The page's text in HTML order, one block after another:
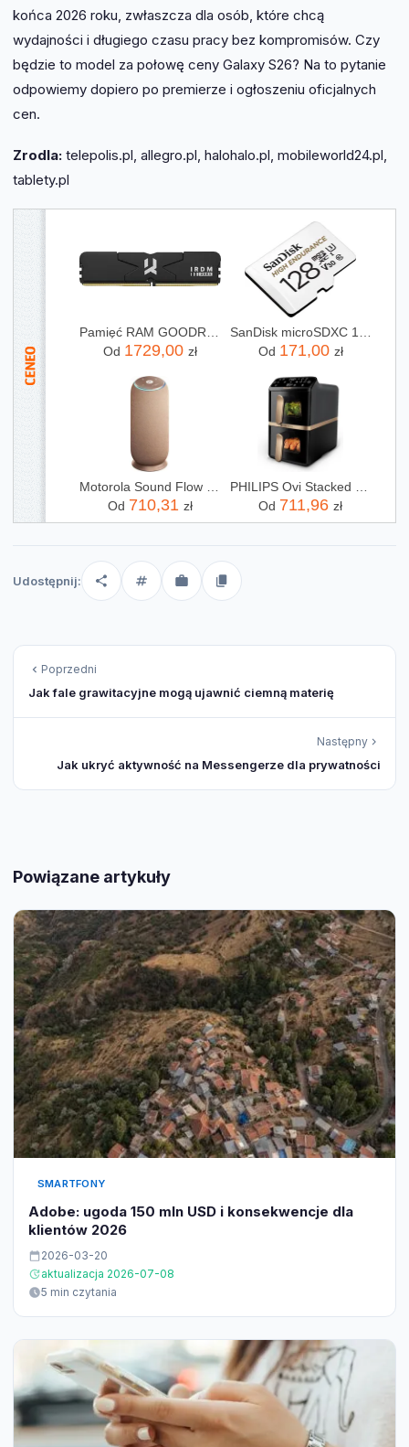
końca 2026 roku, zwłaszcza dla osób, które chcą
wydajności i długiego czasu pracy bez kompromisów. Czy
będzie to model za połowę ceny Galaxy S26? Na to pytanie
odpowiemy dopiero po premierze i ogłoszeniu oficjalnych
cen.
Zrodla: telepolis.pl, allegro.pl, halohalo.pl, mobileworld24.pl,
tablety.pl
Od 1729,00 zł
Od 171,00 zł
Od 710,31 zł
Od 711,96 zł
Udostępnij:
Poprzedni
Jak fale grawitacyjne mogą ujawnić ciemną materię
Następny
Jak ukryć aktywność na Messengerze dla prywatności
Powiązane artykuły
SMARTFONY
Adobe: ugoda 150 mln USD i konsekwencje dla
klientów 2026
2026-03-20
aktualizacja 2026-07-08
5 min czytania